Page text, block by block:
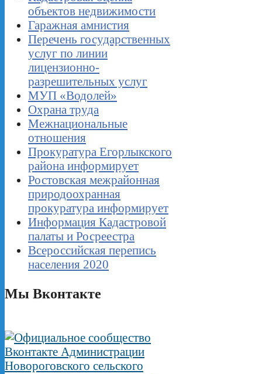
объектов недвижимости
Гаражная амнистия
Перечень государственных
услуг по линии
лицензионно-
разрешительных услуг
МУП «Водолей»
Охрана труда
Межнациональные
отношения
Прокуратура Егорлыкского
района информирует
Ростовская межрайонная
природоохранная
прокуратура информирует
Информация Кадастровой
палаты и Росреестра
Всероссийская перепись
населения 2020
Мы Вконтакте